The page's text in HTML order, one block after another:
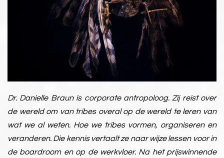
Dr. Danielle Braun is corporate antropoloog. Zij reist over
de wereld om van tribes overal op de wereld te leren van
wat we al weten. Hoe we tribes vormen, organiseren en
veranderen. Die kennis vertaalt ze naar wijze lessen voor in
de boardroom en op de werkvloer. Na het prijswinnende